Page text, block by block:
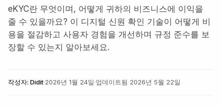
eKYC란 무엇이며, 어떻게 귀하의 비즈니스에 이익을
줄 수 있을까요? 이 디지털 신원 확인 기술이 어떻게 비
용을 절감하고 사용자 경험을 개선하며 규정 준수를 보
장할 수 있는지 알아보세요.
작성자: Didit·2026년 1월 24일·업데이트됨 2026년 5월 22일